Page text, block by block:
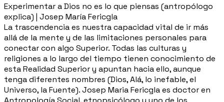
Experimentar a Dios no es lo que piensas (antropólogo
explica) | Josep María Fericgla
La trascendencia es nuestra capacidad vital de ir más
allá de la mente y de las limitaciones personales para
conectar con algo Superior. Todas las culturas y
religiones a lo largo del tiempo tienen conocimiento de
esta Realidad Superior y apuntan hacia ello, aunque
tenga diferentes nombres (Dios, Alá, lo inefable, el
Universo, la Fuente). Josep Maria Fericgla es doctor en